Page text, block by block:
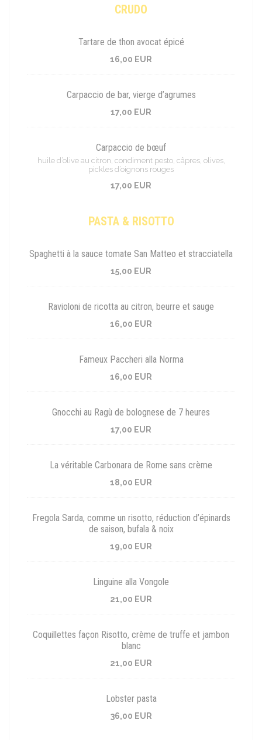
CRUDO
Tartare de thon avocat épicé
16,00 EUR
Carpaccio de bar, vierge d’agrumes
17,00 EUR
Carpaccio de bœuf
huile d’olive au citron, condiment pesto, câpres, olives,
pickles d’oignons rouges
17,00 EUR
PASTA & RISOTTO
Spaghetti à la sauce tomate San Matteo et stracciatella
15,00 EUR
Ravioloni de ricotta au citron, beurre et sauge
16,00 EUR
Fameux Paccheri alla Norma
16,00 EUR
Gnocchi au Ragù de bolognese de 7 heures
17,00 EUR
La véritable Carbonara de Rome sans crème
18,00 EUR
Fregola Sarda, comme un risotto, réduction d’épinards
de saison, bufala & noix
19,00 EUR
Linguine alla Vongole
21,00 EUR
Coquillettes façon Risotto, crème de truffe et jambon
blanc
21,00 EUR
Lobster pasta
36,00 EUR